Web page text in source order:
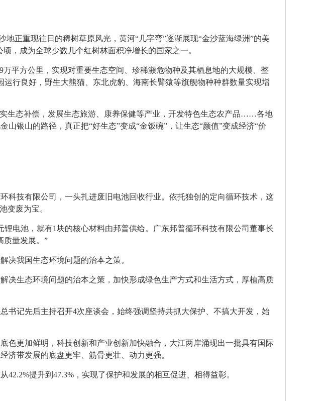
正重现往日的稀树草原风光，黄河“几字弯”逐渐展现“金沙蓝海绿洲”的美
，成为全球少数几个红树林面积净增长的国家之一。
平方公里，实现对重要生态空间、珍稀濒危物种及其栖息地的大规模、整
行良好，野生大熊猫、东北虎豹、海南长臂猿等旗舰物种种群数量实现增
生态补偿，发展生态旅游、康养保健等产业，开发特色生态农产品……各地
银山的路径，真正把“好生态”变成“金饭碗”，让生态“颜值”变成经济“价
科技有限公司，一头扎进废旧电池回收行业。依托独创的定向循环技术，这
变废为宝。
电池，就有1块的核心材料由邦普供给。广东邦普循环科技有限公司董事长
质量发展。”
决我国生态环境问题的治本之策。
决生态环境问题的治本之策，加快形成绿色生产方式和生活方式，厚植高质
书记先后主持召开4次座谈会，始终强调坚持共抓大保护、不搞大开发，始
色更加鲜明，科技创新和产业创新加快融合，大江两岸涌现出一批具有国际
济带发展的底盘更牢、筋骨更壮、动力更强。
提升到47.3%，实现了保护和发展的相互促进、相得益彰。